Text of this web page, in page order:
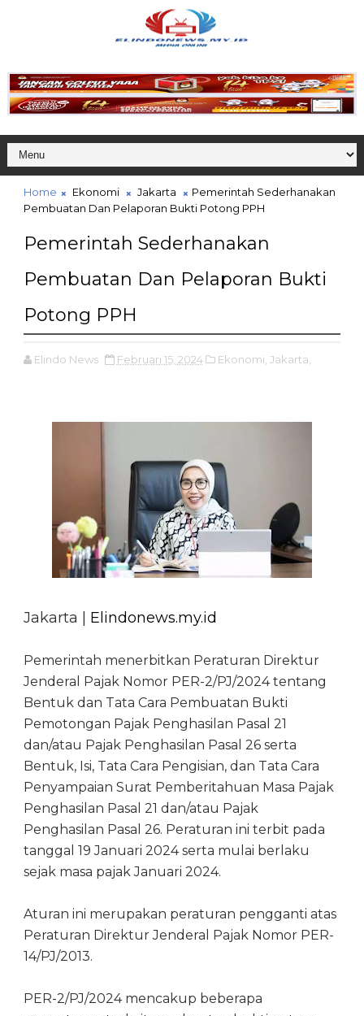
Home Ekonomi Jakarta
Pemerintah Sederhanakan
Pembuatan Dan Pelaporan Bukti Potong PPH
Pemerintah Sederhanakan
Pembuatan Dan Pelaporan Bukti
Potong PPH
Elindo News Februari 15, 2024 Ekonomi, Jakarta,
Jakarta | Elindonews.my.id
Pemerintah menerbitkan Peraturan Direktur
Jenderal Pajak Nomor PER-2/PJ/2024 tentang
Bentuk dan Tata Cara Pembuatan Bukti
Pemotongan Pajak Penghasilan Pasal 21
dan/atau Pajak Penghasilan Pasal 26 serta
Bentuk, Isi, Tata Cara Pengisian, dan Tata Cara
Penyampaian Surat Pemberitahuan Masa Pajak
Penghasilan Pasal 21 dan/atau Pajak
Penghasilan Pasal 26. Peraturan ini terbit pada
tanggal 19 Januari 2024 serta mulai berlaku
sejak masa pajak Januari 2024.
Aturan ini merupakan peraturan pengganti atas
Peraturan Direktur Jenderal Pajak Nomor PER-
14/PJ/2013.
PER-2/PJ/2024 mencakup beberapa